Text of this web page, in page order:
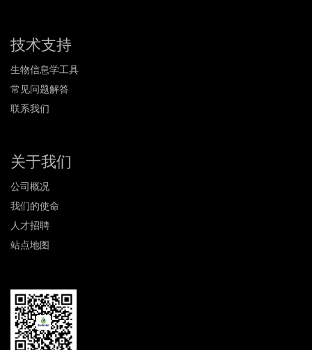
技术支持
生物信息学工具
常见问题解答
联系我们
关于我们
公司概况
我们的使命
人才招聘
站点地图